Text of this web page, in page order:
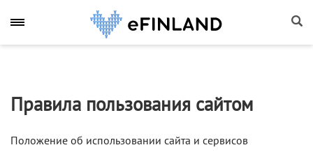
Правила пользования сайтом
Положение об использовании сайта и сервисов